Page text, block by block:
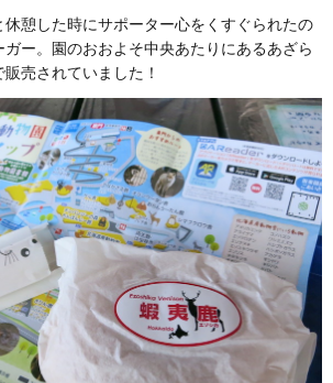
憩した時にサポーター心をくすぐられたの
ー。園のおおよそ中央あたりにあるあざら
売されていました！